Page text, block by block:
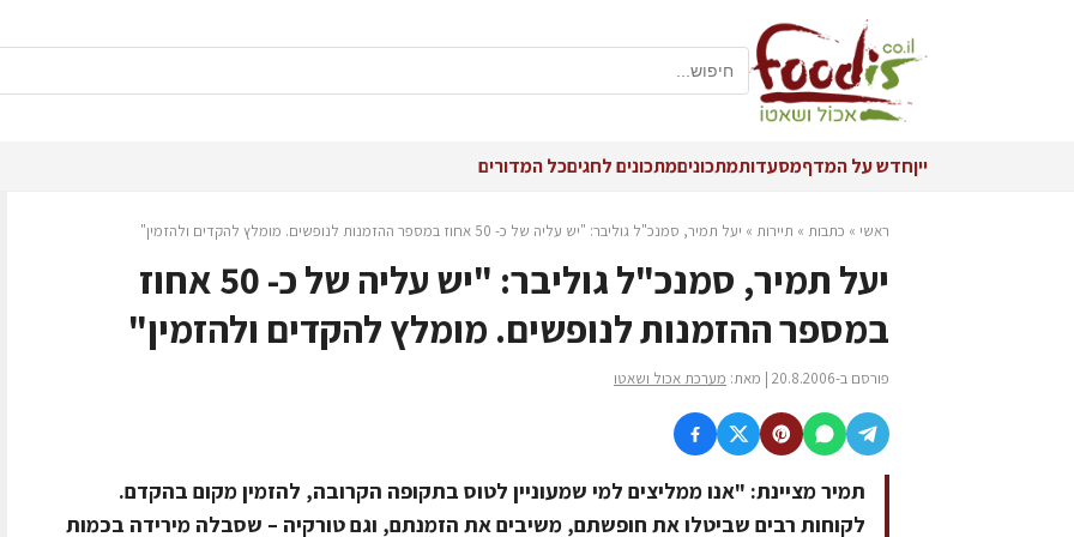
ייןחדש על המדףמסעדותמתכוניםמתכונים לחגיםכל המדורים
ראשי » כתבות » תיירות » יעל תמיר, סמנכ"ל גוליבר: "יש עליה של כ- 50 אחוז במספר ההזמנות לנופשים. מומלץ להקדים ולהזמין"
יעל תמיר, סמנכ"ל גוליבר: "יש עליה של כ- 50 אחוז
במספר ההזמנות לנופשים. מומלץ להקדים ולהזמין"
פורסם ב-20.8.2006 | מאת: מערכת אכול ושאטו
תמיר מציינת: "אנו ממליצים למי שמעוניין לטוס בתקופה הקרובה, להזמין מקום בהקדם.
לקוחות רבים שביטלו את חופשתם, משיבים את הזמנתם, וגם טורקיה – שסבלה מירידה בכמות